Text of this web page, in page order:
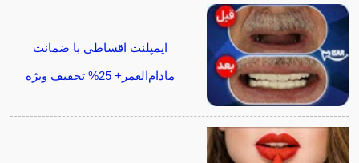
ایمپلنت اقساطی با ضمانت
مادام‌العمر+ 25% تخفیف ویژه